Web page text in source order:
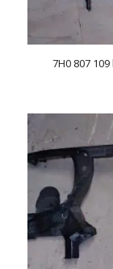
7H0 807